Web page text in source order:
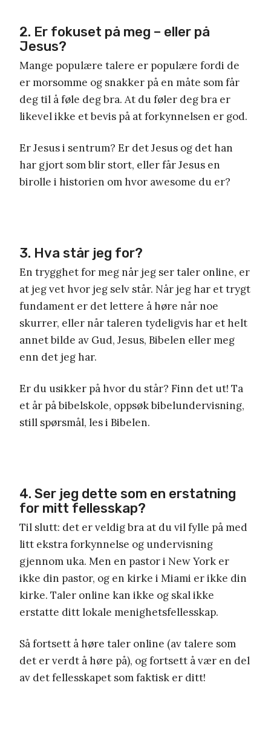
2. Er fokuset på meg – eller på
Jesus?
Mange populære talere er populære fordi de
er morsomme og snakker på en måte som får
deg til å føle deg bra. At du føler deg bra er
likevel ikke et bevis på at forkynnelsen er god.
Er Jesus i sentrum? Er det Jesus og det han
har gjort som blir stort, eller får Jesus en
birolle i historien om hvor awesome du er?
3. Hva står jeg for?
En trygghet for meg når jeg ser taler online, er
at jeg vet hvor jeg selv står. Når jeg har et trygt
fundament er det lettere å høre når noe
skurrer, eller når taleren tydeligvis har et helt
annet bilde av Gud, Jesus, Bibelen eller meg
enn det jeg har.
Er du usikker på hvor du står? Finn det ut! Ta
et år på bibelskole, oppsøk bibelundervisning,
still spørsmål, les i Bibelen.
4. Ser jeg dette som en erstatning
for mitt fellesskap?
Til slutt: det er veldig bra at du vil fylle på med
litt ekstra forkynnelse og undervisning
gjennom uka. Men en pastor i New York er
ikke din pastor, og en kirke i Miami er ikke din
kirke. Taler online kan ikke og skal ikke
erstatte ditt lokale menighetsfellesskap.
Så fortsett å høre taler online (av talere som
det er verdt å høre på), og fortsett å vær en del
av det fellesskapet som faktisk er ditt!